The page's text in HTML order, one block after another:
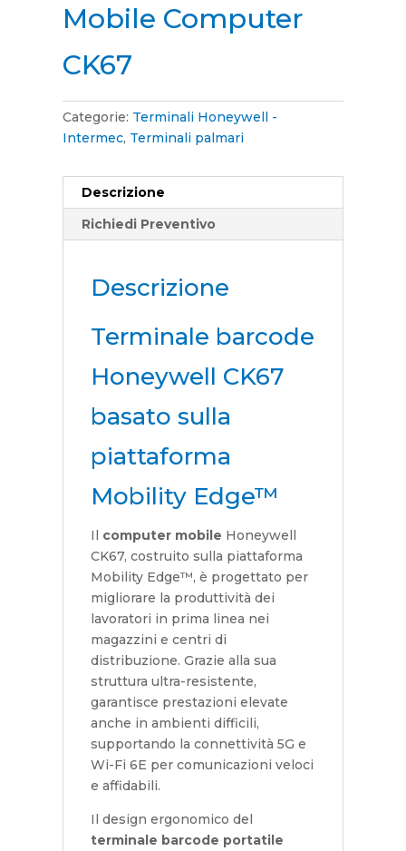
Mobile Computer
CK67
Categorie: Terminali Honeywell -
Intermec, Terminali palmari
Descrizione
Richiedi Preventivo
Descrizione
Terminale barcode
Honeywell CK67
basato sulla
piattaforma
Mobility Edge™
Il computer mobile Honeywell
CK67, costruito sulla piattaforma
Mobility Edge™, è progettato per
migliorare la produttività dei
lavoratori in prima linea nei
magazzini e centri di
distribuzione. Grazie alla sua
struttura ultra-resistente,
garantisce prestazioni elevate
anche in ambienti difficili,
supportando la connettività 5G e
Wi-Fi 6E per comunicazioni veloci
e affidabili.
Il design ergonomico del
terminale barcode portatile